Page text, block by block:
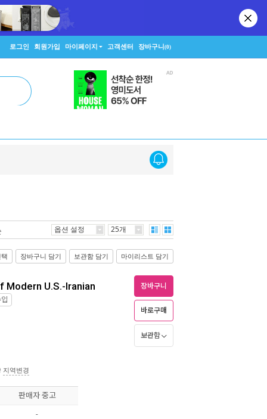
로그인 회원가입 마이페이지 고객센터 장바구니(0)
옵션 설정 25개
장바구니 담기 보관함 담기 마이리스트 담기
Modern U.S.-Iranian
지역변경
장바구니
바로구매
보관함
판매자 중고
-